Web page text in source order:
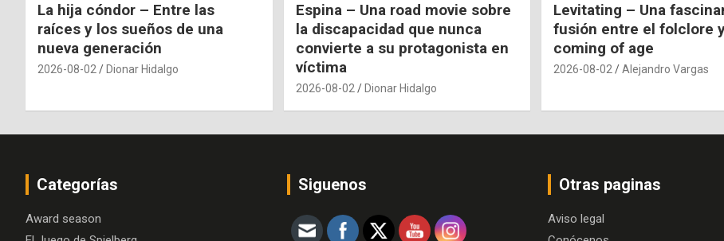
La hija cóndor – Entre las
raíces y los sueños de una
nueva generación
2026-08-02 Dionar Hidalgo
Espina – Una road movie sobre
la discapacidad que nunca
convierte a su protagonista en
víctima
2026-08-02 Dionar Hidalgo
Levitating – Una
fusión entre el folclore
coming of age
2026-08-02 Alejandro Vargas
Categorías
Award season
Siguenos Otras paginas
Aviso legal